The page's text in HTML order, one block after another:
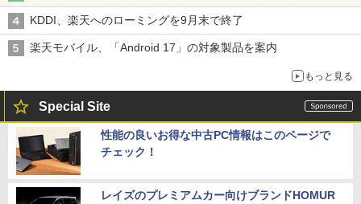
KDDI、楽天へのローミングを9月末で終了
楽天モバイル、「Android 17」の対象製品を案内
もっと見る
Special Site
性能の良いお得な中古PC情報はこのページで
チェック！
レイズのプレミアムカー向けブランドHOMUR